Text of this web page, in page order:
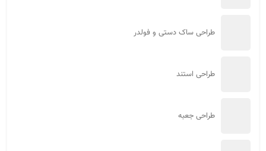
طراحی ساک دستی و فولدر
طراحی استند
طراحی جعبه